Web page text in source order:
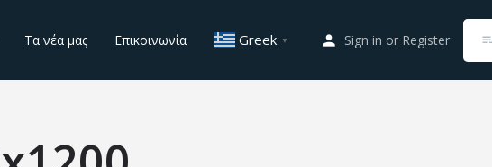
Τα νέα μας Επικοινωνία Greek ▼ Sign in or Register